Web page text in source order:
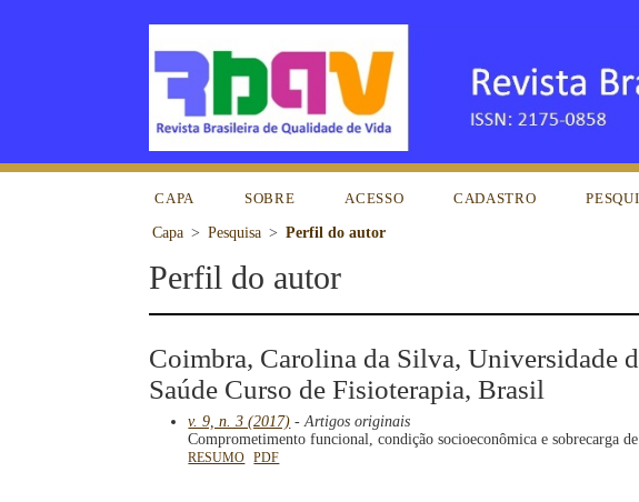
CAPA SOBRE ACESSO CADASTRO
Capa > Pesquisa > Perfil do autor
Perfil do autor
Coimbra, Carolina da Silva, Universidade
Saúde Curso de Fisioterapia, Brasil
v. 9, n. 3 (2017) - Artigos originais
Comprometimento funcional, condição socioeconômica e sobrecarga
RESUMO PDF